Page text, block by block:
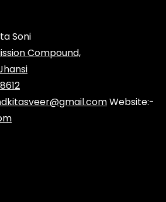
Soni
Compound,
Website:-